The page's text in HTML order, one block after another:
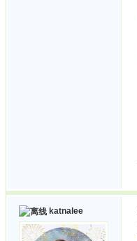
katnalee